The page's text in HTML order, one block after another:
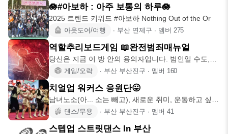
🪷#아보하 : 아주 보통의 하루🪷
2025 트렌드 키워드 #아보하 Nothing Out of the Or
아웃도어/여행 ∙ 부산 연제구 ∙ 멤버 275
역할추리보드게임 📖완전범죄매뉴얼
당신은 지금 이 방 안의 용의자입니다. 범인일 수도,무
고한 시민일 수도
게임/오락 ∙ 부산 부산진구 ∙ 멤버 160
치얼업 워커스 응원단😛
남녀노소(아... 소는 빼고), 새로운 취미, 운동하고 싶은
사람들 모여
댄스/무용 ∙ 부산 부산진구 ∙ 멤버 41
스텝업 스트릿댄스 In 부산